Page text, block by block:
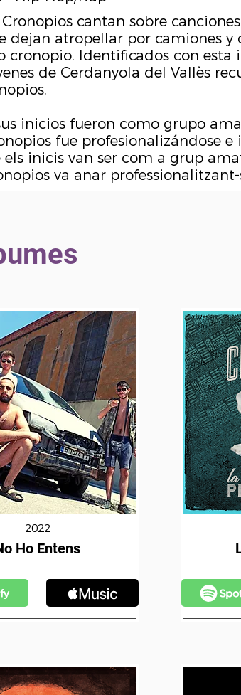
cantan sobre
dejan atropellar por camiones
cronopio. Identificados con
de Cerdanyola del Vallès
inicios fueron como grupo
fue profesionalizándose
inicis van ser com a grup
va anar
2022
Ho Entens